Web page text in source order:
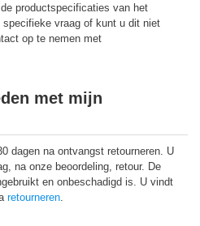
productspecificaties van het
vraag of kunt u dit niet
op te nemen met
met mijn
dagen na ontvangst retourneren. U
na onze beoordeling, retour. De
en onbeschadigd is. U vindt
retourneren